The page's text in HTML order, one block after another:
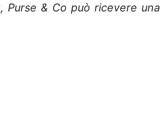
Purse & Co può ricevere una